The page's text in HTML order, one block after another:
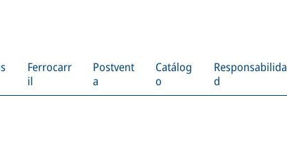
Ferrocarr
il
Postvent
a
Catálog
o
Responsabilida
d